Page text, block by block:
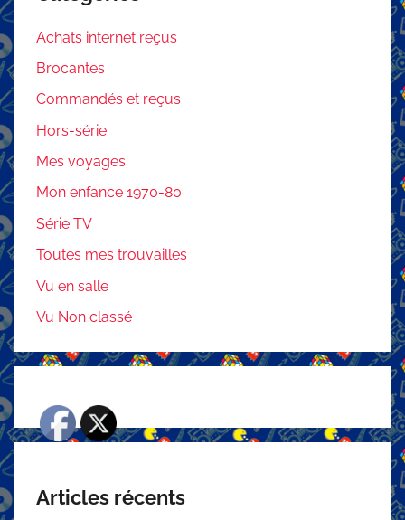
Achats internet reçus
Brocantes
Commandés et reçus
Hors-série
Mes voyages
Mon enfance 1970-80
Série TV
Toutes mes trouvailles
Vu en salle
Vu Non classé
Articles récents